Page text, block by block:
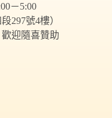
－5:00
297號4樓）
迎隨喜贊助